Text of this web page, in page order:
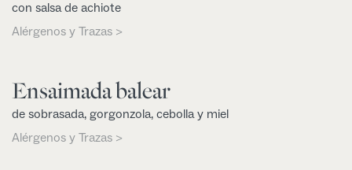
con salsa de achiote
Alérgenos y Trazas >
Ensaimada balear
de sobrasada, gorgonzola, cebolla y miel
Alérgenos y Trazas >